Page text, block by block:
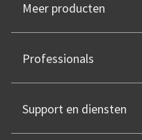
Meer producten
Professionals
Support en diensten